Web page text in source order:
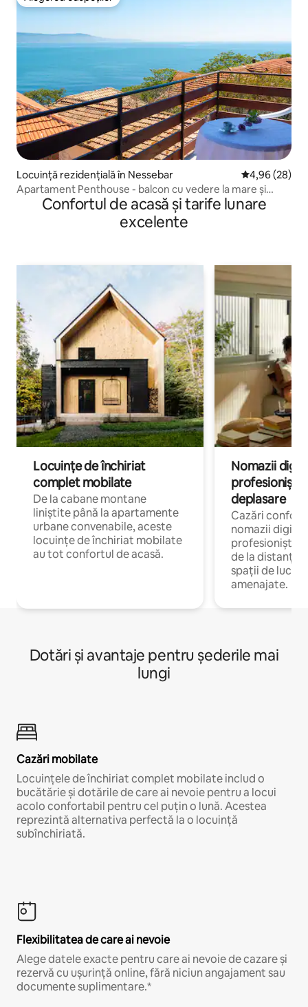
Alegerea oaspeților
Locuință rezidențială în Nessebar Scor mediu
4,96 (28)
Apartament Penthouse - balcon cu vedere la mare și
bucătărieConfortul de acasă și tarife lunare
excelente
Locuințe de închiriat
complet mobilate
De la cabane montane
liniștite până la apartamente
urbane convenabile, aceste
locuințe de închiriat mobilate
au tot confortul de acasă.
Nomazii
profesioniștii
deplasare
Cazări
nomazii
profesioniștii
de la distanță,
spații de lucru
amenajate.
Dotări și avantaje pentru șederile mai
lungi
Cazări mobilate
Locuințele de închiriat complet mobilate includ o
bucătărie și dotările de care ai nevoie pentru a locui
acolo confortabil pentru cel puțin o lună. Acestea
reprezintă alternativa perfectă la o locuință
subînchiriată.
Flexibilitatea de care ai nevoie
Alege datele exacte pentru care ai nevoie de cazare și
rezervă cu ușurință online, fără niciun angajament sau
documente suplimentare.*